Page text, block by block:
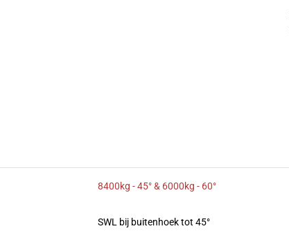
8400kg - 45° & 6000kg - 60°
SWL bij buitenhoek tot 45°